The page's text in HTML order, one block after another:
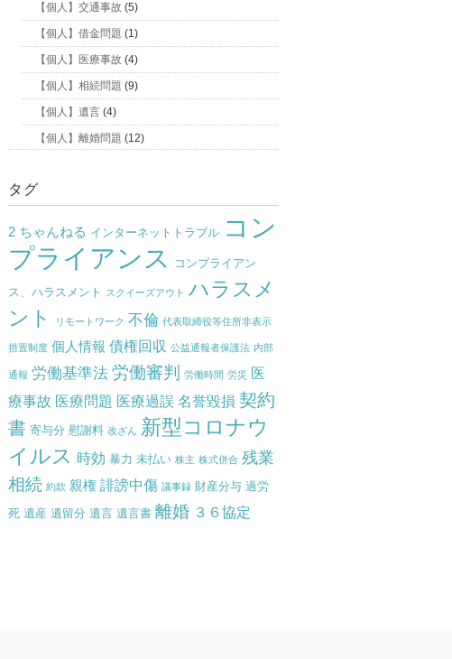
【個人】交通事故 (5)
【個人】借金問題 (1)
【個人】医療事故 (4)
【個人】相続問題 (9)
【個人】遺言 (4)
【個人】離婚問題 (12)
タグ
2 ちゃんねる インターネットトラブル コン
プライアンス
コンプライアン
ス、ハラスメント スクイーズアウト ハラスメ
ント
リモートワーク 不倫 代表取締役等住所非表示
措置制度 個人情報 債権回収 公益通報者保護法 内部
通報 労働基準法 労働審判 労働時間 労災
医
療事故 医療問題 医療過誤 名誉毀損 契約
書 寄与分 慰謝料 改ざん 新型コロナウ
イルス 時効 暴力 未払い 株主 株式併合 残業
相続 約款 親権 誹謗中傷 議事録 財産分与 過労
死 遺産 遺留分 遺言 遺言書 離婚 ３６協定